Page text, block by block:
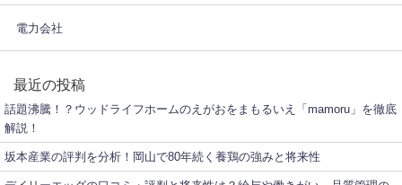
電力会社
最近の投稿
話題沸騰！？ウッドライフホームのえがおをまもるいえ「mamoru」を徹底
解説！
坂本産業の評判を分析！岡山で80年続く養鶏の強みと将来性